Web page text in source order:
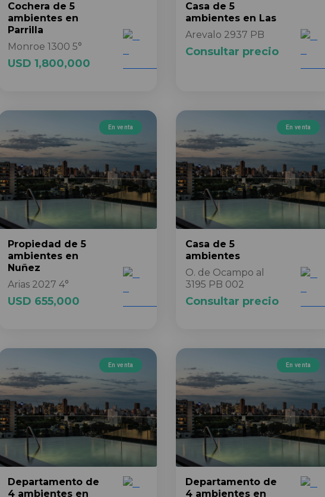
Cochera de 5
ambientes en
Parrilla
Monroe 1300 5°
USD 1,800,000
Casa de 5
ambientes en Las
Arevalo 2937 PB
Consultar precio
En venta
Propiedad de 5
ambientes en
Nuñez
Arias 2027 4°
USD 655,000
En venta
Casa de 5
ambientes
O. de Ocampo al
3195 PB 002
Consultar precio
En venta
Departamento de
4 ambientes en
En venta
Departamento de
4 ambientes en